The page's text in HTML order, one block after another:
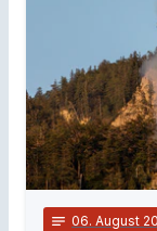
notes 06. August